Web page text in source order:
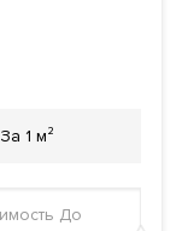
За 1 м²